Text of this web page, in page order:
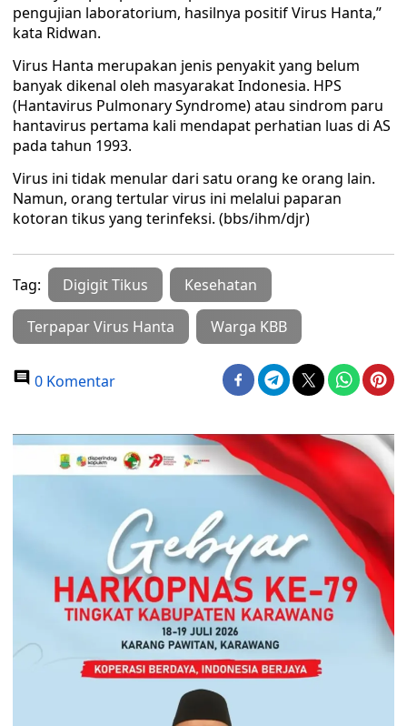
pengujian laboratorium, hasilnya positif Virus Hanta,”
kata Ridwan.
Virus Hanta merupakan jenis penyakit yang belum
banyak dikenal oleh masyarakat Indonesia. HPS
(Hantavirus Pulmonary Syndrome) atau sindrom paru
hantavirus pertama kali mendapat perhatian luas di AS
pada tahun 1993.
Virus ini tidak menular dari satu orang ke orang lain.
Namun, orang tertular virus ini melalui paparan
kotoran tikus yang terinfeksi. (bbs/ihm/djr)
Tag: Digigit Tikus Kesehatan
Terpapar Virus Hanta Warga KBB
0 Komentar